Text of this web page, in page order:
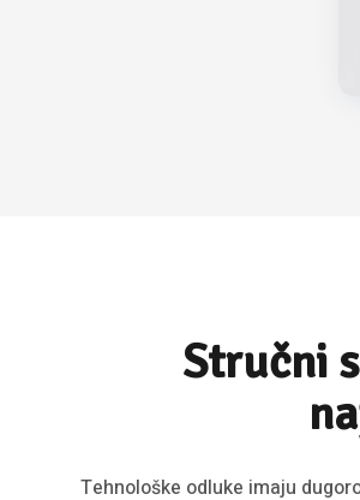
Stručni
Tehnološke odluke imaju